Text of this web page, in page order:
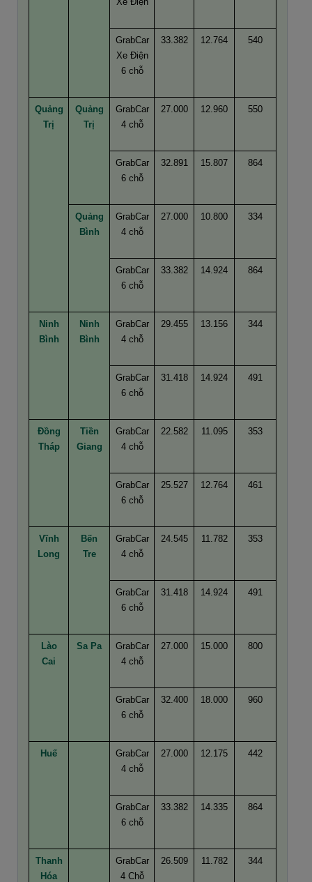
GrabCar
Xe Điện
6 chỗ
33.382 12.764 540
Quảng
Trị
Quảng
Trị
GrabCar
4 chỗ
27.000 12.960 550
GrabCar
6 chỗ
32.891 15.807 864
Quảng
Bình
GrabCar
4 chỗ
27.000 10.800 334
GrabCar
6 chỗ
33.382 14.924 864
Ninh
Bình
Ninh
Bình
GrabCar
4 chỗ
29.455 13.156 344
GrabCar
6 chỗ
31.418 14.924 491
Đồng
Tháp
Tiền
Giang
GrabCar
4 chỗ
22.582 11.095 353
GrabCar
6 chỗ
25.527 12.764 461
Vĩnh
Long
Bến
Tre
GrabCar
4 chỗ
24.545 11.782 353
GrabCar
6 chỗ
31.418 14.924 491
Lào
Cai
Sa Pa
GrabCar
4 chỗ
27.000 15.000 800
GrabCar
6 chỗ
32.400 18.000 960
Huế
GrabCar
4 chỗ
27.000 12.175 442
GrabCar
6 chỗ
33.382 14.335 864
Thanh
Hóa
GrabCar
4 Chỗ
26.509 11.782 344